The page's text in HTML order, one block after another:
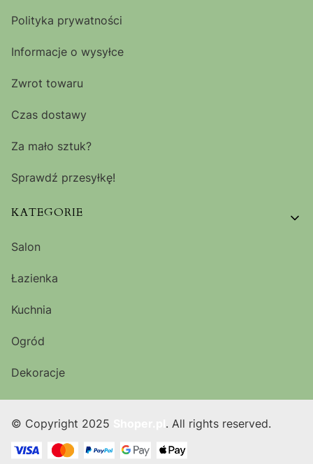
Polityka prywatności
Informacje o wysyłce
Zwrot towaru
Czas dostawy
Za mało sztuk?
Sprawdź przesyłkę!
KATEGORIE
Salon
Łazienka
Kuchnia
Ogród
Dekoracje
© Copyright 2025 . All rights reserved.